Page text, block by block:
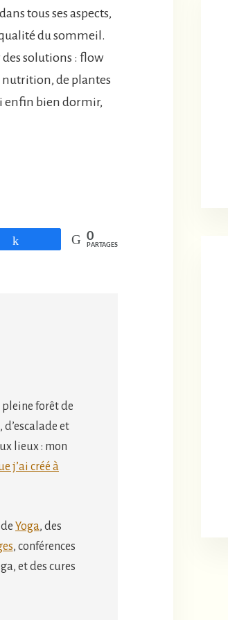
tous ses aspects,
du sommeil.
solutions : flow
nutrition, de plantes
enfin bien dormir,
0
PARTAGES
pleine forêt de
et
lieux : mon
j’ai créé à
Yoga, des
, conférences
et des cures